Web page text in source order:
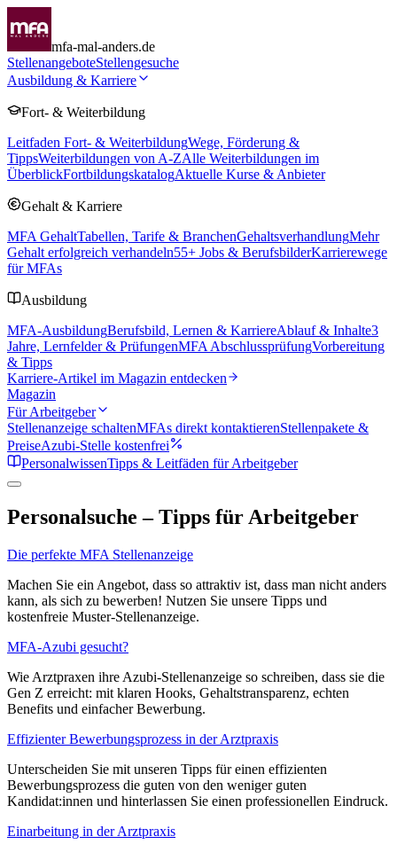
mfa-mal-anders.de
StellenangeboteStellengesuche
Ausbildung & Karriere
Fort- & Weiterbildung
Leitfaden Fort- & WeiterbildungWege, Förderung &
TippsWeiterbildungen von A-ZAlle Weiterbildungen im
ÜberblickFortbildungskatalogAktuelle Kurse & Anbieter
Gehalt & Karriere
MFA GehaltTabellen, Tarife & BranchenGehaltsverhandlungMehr
Gehalt erfolgreich verhandeln55+ Jobs & BerufsbilderKarrierewege
für MFAs
Ausbildung
MFA-AusbildungBerufsbild, Lernen & KarriereAblauf & Inhalte3
Jahre, Lernfelder & PrüfungenMFA AbschlussprüfungVorbereitung
& Tipps
Karriere-Artikel im Magazin entdecken
Magazin
Für Arbeitgeber
Stellenanzeige schaltenMFAs direkt kontaktierenStellenpakete &
PreiseAzubi-Stelle kostenfrei
PersonalwissenTipps & Leitfäden für Arbeitgeber
Personalsuche – Tipps für Arbeitgeber
Die perfekte MFA Stellenanzeige
Machen Sie ein Angebot, dass so attraktiv ist, dass man nicht anders
kann, als sich zu bewerben! Nutzen Sie unsere Tipps und
kostenfreie Muster-Stellenanzeige.
MFA-Azubi gesucht?
Wie Arztpraxen ihre Azubi-Stellenanzeige so schreiben, dass sie die
Gen Z erreicht: mit klaren Hooks, Gehaltstransparenz, echten
Benefits und einfacher Bewerbung.
Effizienter Bewerbungsprozess in der Arztpraxis
Unterscheiden Sie mit unseren Tipps für einen effizienten
Bewerbungsprozess die guten von den weniger guten
Kandidat:innen und hinterlassen Sie einen professionellen Eindruck.
Einarbeitung in der Arztpraxis